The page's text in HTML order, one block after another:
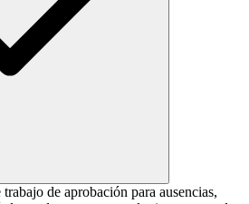
de aprobación para ausencias,